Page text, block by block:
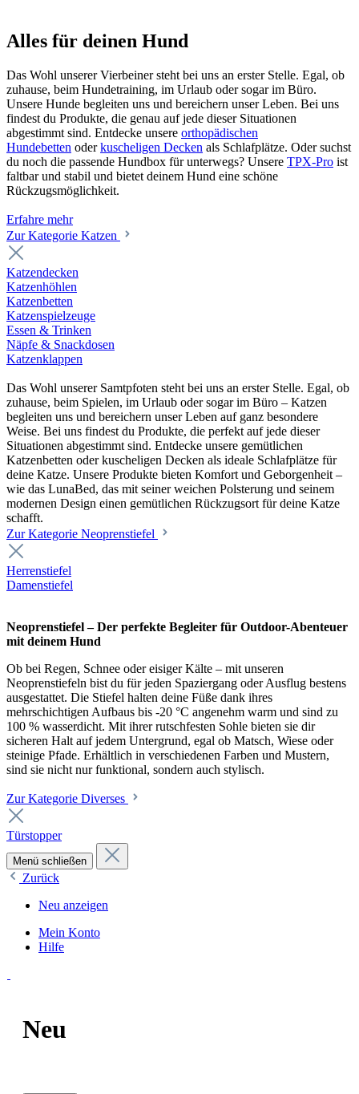
Alles für deinen Hund
Das Wohl unserer Vierbeiner steht bei uns an erster Stelle. Egal, ob
zuhause, beim Hundetraining, im Urlaub oder sogar im Büro.
Unsere Hunde begleiten uns und bereichern unser Leben. Bei uns
findest du Produkte, die genau auf jede dieser Situationen
abgestimmt sind. Entdecke unsere orthopädischen
Hundebetten oderkuscheligen Decken als Schlafplätze. Oder suchst
du noch die passende Hundbox für unterwegs? Unsere TPX-Pro ist
faltbar und stabil und bietet deinem Hund eine schöne
Rückzugsmöglichkeit.
Erfahre mehr
Zur Kategorie Katzen
Katzendecken
Katzenhöhlen
Katzenbetten
Katzenspielzeuge
Essen & Trinken
Näpfe & Snackdosen
Katzenklappen
Das Wohl unserer Samtpfoten steht bei uns an erster Stelle. Egal, ob
zuhause, beim Spielen, im Urlaub oder sogar im Büro – Katzen
begleiten uns und bereichern unser Leben auf ganz besondere
Weise. Bei uns findest du Produkte, die perfekt auf jede dieser
Situationen abgestimmt sind. Entdecke unsere gemütlichen
Katzenbetten oder kuscheligen Decken als ideale Schlafplätze für
deine Katze. Unsere Produkte bieten Komfort und Geborgenheit –
wie das LunaBed, das mit seiner weichen Polsterung und seinem
modernen Design einen gemütlichen Rückzugsort für deine Katze
schafft.
Zur Kategorie Neoprenstiefel
Herrenstiefel
Damenstiefel
Neoprenstiefel – Der perfekte Begleiter für Outdoor-Abenteuer
mit deinem Hund
Ob bei Regen, Schnee oder eisiger Kälte – mit unseren
Neoprenstiefeln bist du für jeden Spaziergang oder Ausflug bestens
ausgestattet. Die Stiefel halten deine Füße dank ihres
mehrschichtigen Aufbaus bis -20 °C angenehm warm und sind zu
100 % wasserdicht. Mit ihrer rutschfesten Sohle bieten sie dir
sicheren Halt auf jedem Untergrund, egal ob Matsch, Wiese oder
steinige Pfade. Erhältlich in verschiedenen Farben und Mustern,
sind sie nicht nur funktional, sondern auch stylisch.
Zur Kategorie Diverses
Türstopper
Menü schließen
Zurück
Neu anzeigen
Mein Konto
Hilfe
Neu